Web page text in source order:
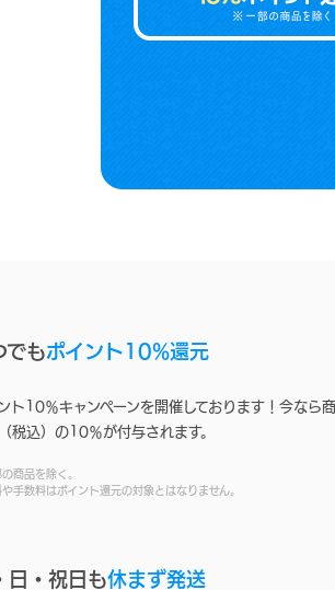
でもポイント10%還元
ト10％キャンペーンを開催しております！今なら
税込）の10％が付与されます。
商品を除く。
手数料はポイント還元の対象とはなりません。
日・祝日も休まず発送